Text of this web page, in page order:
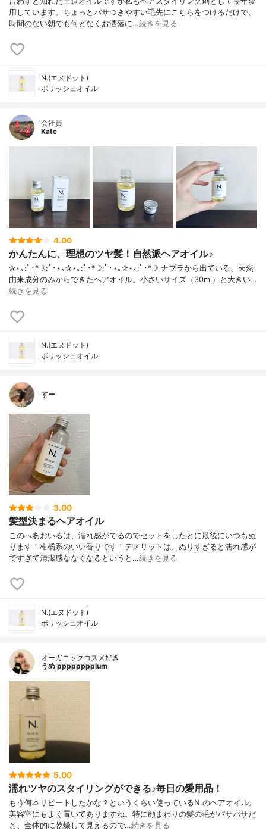
用しています。ちょっとパサつきやすい毛先にこちらをつけるだけで、
時間のない朝でも何となくお洒落に…続きを見る
N.(エヌドット)
ポリッシュオイル
会社員
Kate
4.00
かんたんに、理想のツヤ髪！自然派ヘアオイル♪
✰⋆｡:ﾟ･*☽:ﾟ･⋆｡✰⋆｡:ﾟ･*☽:ﾟ･⋆｡✰⋆｡:ﾟ･*☽ ナプラから出ている、天然
由来成分のみからできたヘアオイル。小さいサイズ（30ml）と大きい…
続きを見る
N.(エヌドット)
ポリッシュオイル
すー
3.00
髪型決まるヘアオイル
このへあおいるは、濡れ感がでるのでセットをしたとに最後にいつもぬ
ります！柑橘系のいい香りです！デメリットは、ぬりすぎると濡れ感が
ですぎて清潔感ななくなるというと…続きを見る
N.(エヌドット)
ポリッシュオイル
オーガニックコスメ好き
うめ pppppppplum
5.00
濡れツヤのスタイリングができる♪毎日の愛用品！
もう何本リピートしたかな？というくらい使っているN.のヘアオイル。
美容室にもよく置いてありますね。特に顔まわりの髪の毛がパサパサだ
と、全体的に乾燥して見えるので…続きを見る